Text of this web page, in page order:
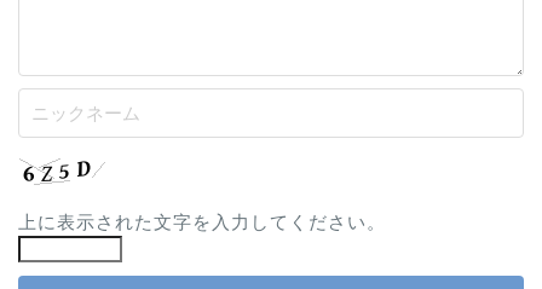
上に表示された文字を入力してください。